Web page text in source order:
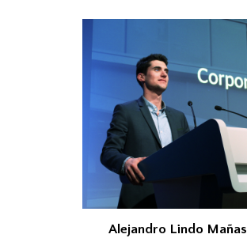
Alejandro Lindo Mañas